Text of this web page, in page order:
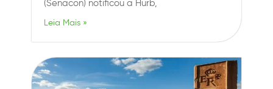
(Senacon) notificou a Hurb,
Leia Mais »